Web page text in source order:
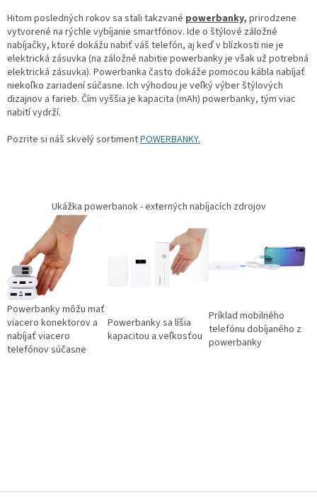
Hitom posledných rokov sa stali takzvané powerbanky, prirodzene
vytvorené na rýchle vybíjanie smartfónov. Ide o štýlové záložné
nabíjačky, ktoré dokážu nabiť váš telefón, aj keď v blízkosti nie je
elektrická zásuvka (na záložné nabitie powerbanky je však už potrebná
elektrická zásuvka). Powerbanka často dokáže pomocou kábla nabíjať
niekoľko zariadení súčasne. Ich výhodou je veľký výber štýlových
dizajnov a farieb. Čím vyššia je kapacita (mAh) powerbanky, tým viac
nabití vydrží.
Pozrite si náš skvelý sortimentPOWERBANKY.
Ukážka powerbanok - externých nabíjacích zdrojov
Powerbanky môžu mať
viacero konektorov a
nabíjať viacero
telefónov súčasne
Powerbanky sa líšia
kapacitou a veľkosťou
Príklad mobilného
telefónu dobíjaného z
powerbanky